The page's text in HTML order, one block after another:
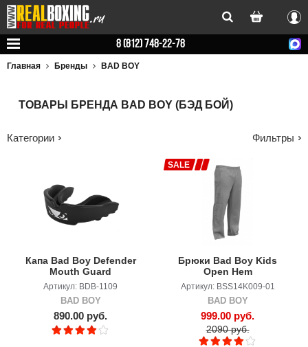
Вход
8 (812) 748-22-78
Главная Бренды BAD BOY
ТОВАРЫ БРЕНДА BAD BOY (БЭД БОЙ)
Категории Фильтры
Капа Bad Boy Defender
Mouth Guard
Артикул: BDB-1109
BAD BOY
890.00 руб.
SALE
Брюки Bad Boy Kids
Open Hem
Артикул: BSS14K009-01
BAD BOY
999.00 руб.
2090 руб.